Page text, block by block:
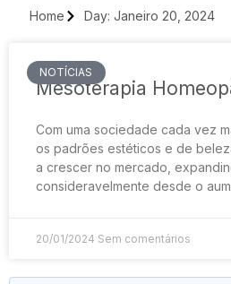
Home Day: Janeiro 20, 2024
NOTÍCIAS
Mesoterapia
Com uma sociedade cada vez
os padrões estéticos e de
a crescer no mercado,
consideravelmente desde o
20/01/2024 Sem comentários